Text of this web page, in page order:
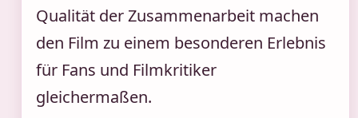
Qualität der Zusammenarbeit machen
den Film zu einem besonderen Erlebnis
für Fans und Filmkritiker
gleichermaßen.